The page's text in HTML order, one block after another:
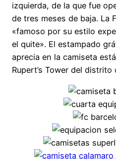
izquierda, de la que fue
de tres meses de baja. La
«famoso por su estilo
el quite». El estampado
aprecia en la camiseta
Rupert’s Tower del